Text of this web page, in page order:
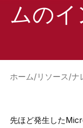
ムの
ホーム リソース ナ
先ほど発生した